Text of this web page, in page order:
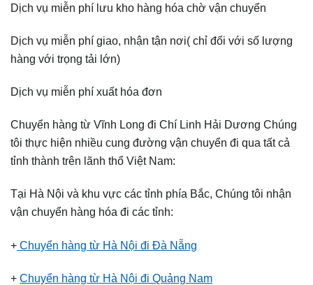
Dịch vụ miễn phí lưu kho hàng hóa chờ vận chuyển
Dịch vụ miễn phí giao, nhận tận nơi( chỉ đối với số lượng
hàng với trọng tải lớn)
Dịch vụ miễn phí xuất hóa đơn
Chuyển hàng từ Vĩnh Long đi Chí Linh Hải Dương Chúng
tôi thực hiện nhiều cung đường vận chuyển đi qua tất cả
tỉnh thành trên lãnh thổ Việt Nam:
Tại Hà Nội và khu vực các tỉnh phía Bắc, Chúng tôi nhận
vận chuyển hàng hóa đi các tỉnh:
+ Chuyển hàng từ Hà Nội đi Đà Nẵng
+ Chuyển hàng từ Hà Nội đi Quảng Nam